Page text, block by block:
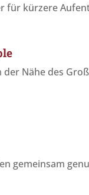
für kürzere
der Nähe des
gemeinsam